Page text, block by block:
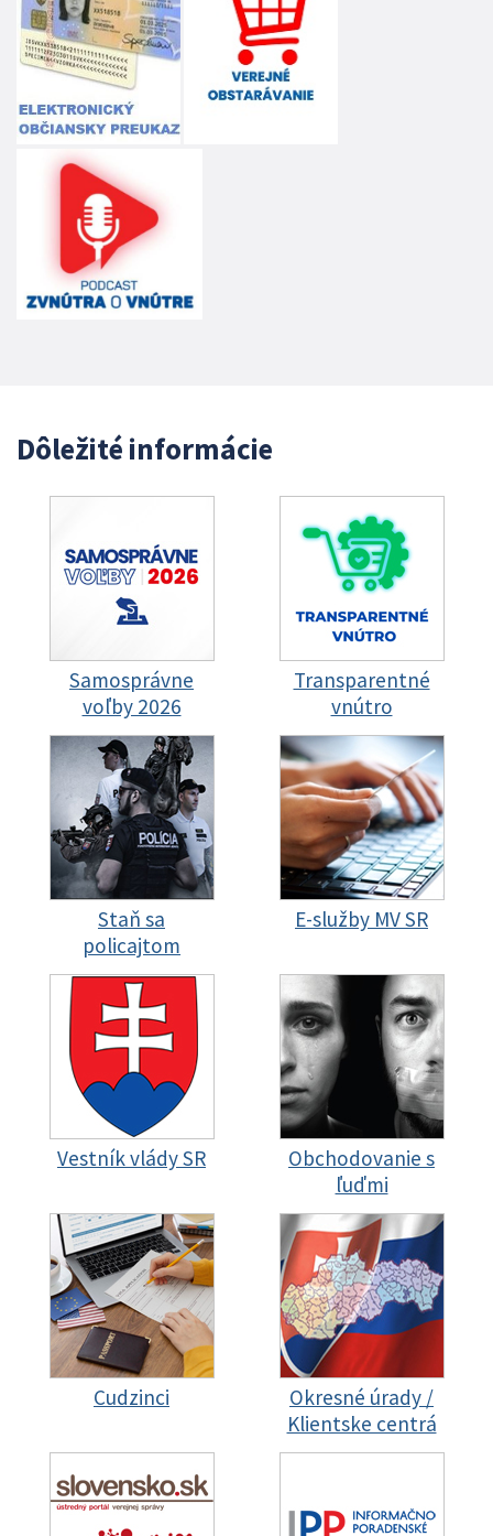
Dôležité informácie
Samosprávne
voľby 2026
Transparentné
vnútro
Staň sa
policajtom
E-služby MV SR
Vestník vlády SR
Obchodovanie s
ľuďmi
Cudzinci
Okresné úrady /
Klientske centrá